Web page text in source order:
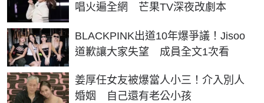
唱火遍全網 芒果TV深夜改劇本
BLACKPINK出道10年爆爭議！Jisoo
道歉讓大家失望 成員全文1次看
姜厚任女友被爆當人小三！介入別人
婚姻 自己還有老公小孩